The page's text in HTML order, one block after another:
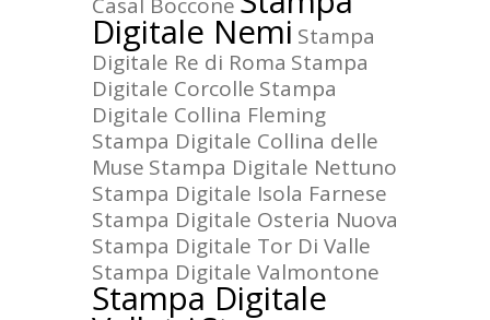
Digitale Nemi Stampa
Digitale Re di Roma Stampa
Digitale Corcolle Stampa
Digitale Collina Fleming
Stampa Digitale Collina delle
Muse Stampa Digitale Nettuno
Stampa Digitale Isola Farnese
Stampa Digitale Osteria Nuova
Stampa Digitale Tor Di Valle
Stampa Digitale Valmontone
Stampa Digitale